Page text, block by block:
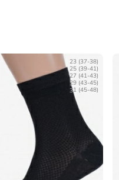
23 (37-38)
25 (39-41)
27 (41-43)
29 (43-45)
31 (45-48)